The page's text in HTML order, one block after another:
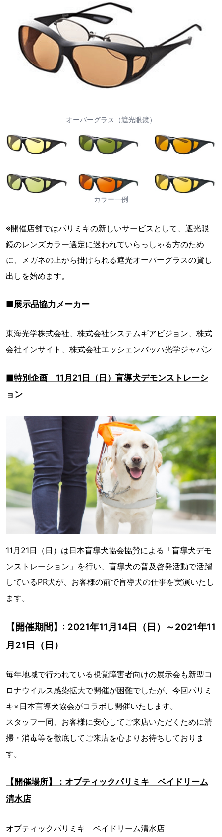
オーバーグラス（遮光眼鏡）
カラー一例
※開催店舗ではパリミキの新しいサービスとして、遮光眼
鏡のレンズカラー選定に迷われていらっしゃる方のため
に、メガネの上から掛けられる遮光オーバーグラスの貸し
出しを始めます。
■展示品協力メーカー
東海光学株式会社、株式会社システムギアビジョン、株式
会社インサイト、株式会社エッシェンバッハ光学ジャパン
■特別企画 11月21日（日）盲導犬デモンストレーシ
ョン
11月21日（日）は日本盲導犬協会協賛による「盲導犬デモ
ンストレーション」を行い、盲導犬の普及啓発活動で活躍
しているPR犬が、お客様の前で盲導犬の仕事を実演いたし
ます。
【開催期間】: 2021年11月14日（日）～2021年11
月21日（日）
毎年地域で行われている視覚障害者向けの展示会も新型コ
ロナウイルス感染拡大で開催が困難でしたが、今回パリミ
キ×日本盲導犬協会がコラボし開催いたします。
スタッフ一同、お客様に安心してご来店いただくために清
掃・消毒等を徹底してご来店を心よりお待ちしておりま
す。
【開催場所】：オプティックパリミキ ベイドリーム
清水店
オプティックパリミキ ベイドリーム清水店